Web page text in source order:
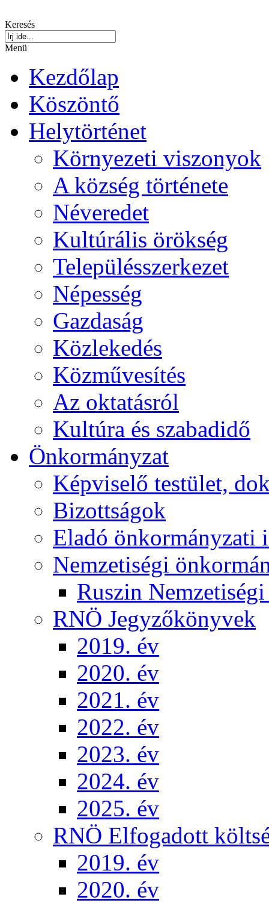
Keresés
Menü
Kezdőlap
Köszöntő
Helytörténet
Környezeti viszonyok
A község története
Néveredet
Kultúrális örökség
Településszerkezet
Népesség
Gazdaság
Közlekedés
Közművesítés
Az oktatásról
Kultúra és szabadidő
Önkormányzat
Képviselő testület,
Bizottságok
Eladó önkormányzati
Nemzetiségi
Ruszin
RNÖ Jegyzőkönyvek
2019. év
2020. év
2021. év
2022. év
2023. év
2024. év
2025. év
RNÖ Elfogadott
2019. év
2020. év